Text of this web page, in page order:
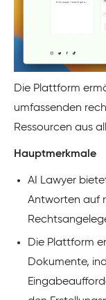
Die Plattform
umfassenden
Ressourcen aus
Hauptmerkmale
AI Lawyer
Antworten auf
Die Plattform
Dokumente,